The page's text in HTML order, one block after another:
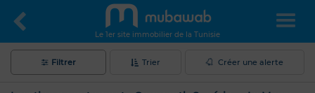
Le 1er site immobilier de la Tunisie
Filtrer Trier Créer une alerte